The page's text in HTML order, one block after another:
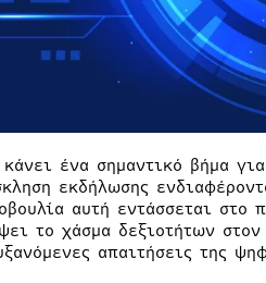
ένα σημαντικό βήμα
εκδήλωσης
αυτή εντάσσεται στο
το χάσμα δεξιοτήτων
απαιτήσεις της